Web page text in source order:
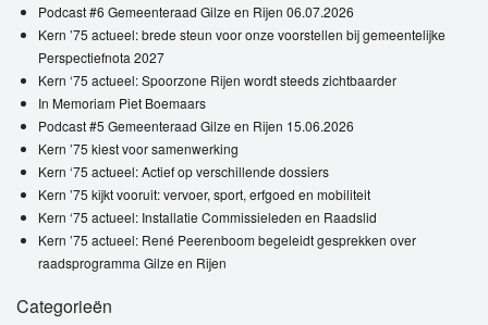
Podcast #6 Gemeenteraad Gilze en Rijen 06.07.2026
Kern ’75 actueel: brede steun voor onze voorstellen bij gemeentelijke
Perspectiefnota 2027
Kern ‘75 actueel: Spoorzone Rijen wordt steeds zichtbaarder
In Memoriam Piet Boemaars
Podcast #5 Gemeenteraad Gilze en Rijen 15.06.2026
Kern ’75 kiest voor samenwerking
Kern ‘75 actueel: Actief op verschillende dossiers
Kern ’75 kijkt vooruit: vervoer, sport, erfgoed en mobiliteit
Kern ‘75 actueel: Installatie Commissieleden en Raadslid
Kern ’75 actueel: René Peerenboom begeleidt gesprekken over
raadsprogramma Gilze en Rijen
Categorieën